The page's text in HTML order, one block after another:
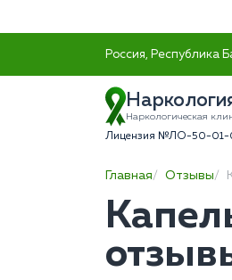
Россия, Республика
Наркологическая
Лицензия №ЛО-50-01-
Главная Отзывы